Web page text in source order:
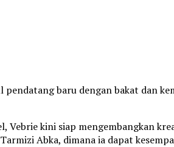
baru dengan bakat dan
Vebrie kini siap mengembangkan
Abka, dimana ia dapat